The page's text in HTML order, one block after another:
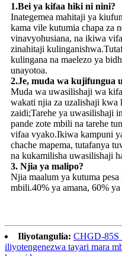
1.Bei ya kifaa hiki ni nini?
Inategemea mahitaji ya
kama vile kutumia chapa za
vinavyohusiana, na ikiwa
zinahitaji
kulingana na maelezo ya
unayotoa.
2.Je, ​​muda wa kujifungua
Muda wa uwasilishaji wa
wakati njia za uzalishaji
zaidi;Tarehe ya uwasilishaji
pande zote mbili na tarehe
vifaa vyako.Ikiwa kampuni
chache mapema, tutafanya
na kukamilisha uwasilishaji
3. Njia ya malipo?
Njia maalum ya kutuma
mbili.40% ya amana, 60%
Iliyotangulia: CHGD-85S
iliyotengenezwa tayari mara